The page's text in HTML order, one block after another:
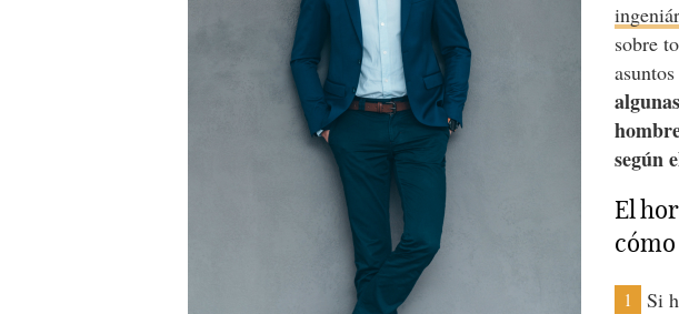
sobre
según
El
1
Si